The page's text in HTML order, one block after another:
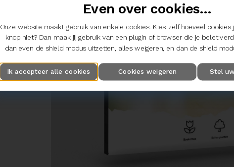
Even over cookies...
Onze website maakt gebruik van enkele cookies. Kies zelf hoeveel cookies
knop niet? Dan maak jij gebruik van een plugin of browser die je belet
dan even de shield modus uitzetten, alles weigeren, en dan de shield
Ik accepteer alle cookies Cookies weigeren Stel